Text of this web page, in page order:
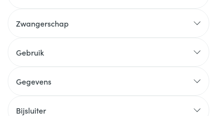
Zwangerschap
Gebruik
Gegevens
Bijsluiter